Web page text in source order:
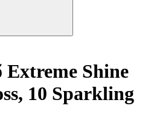
Extreme Shine
10 Sparkling